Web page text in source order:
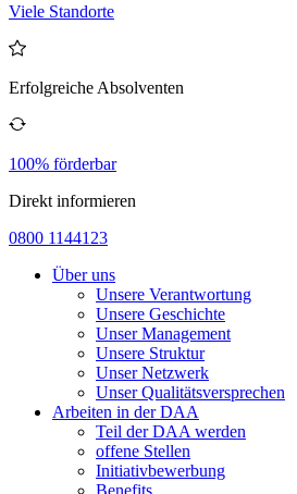
Viele Standorte
Erfolgreiche Absolventen
100% förderbar
Direkt informieren
0800 1144123
Über uns
Unsere Verantwortung
Unsere Geschichte
Unser Management
Unsere Struktur
Unser Netzwerk
Unser Qualitätsversprechen
Arbeiten in der DAA
Teil der DAA werden
offene Stellen
Initiativbewerbung
Benefits